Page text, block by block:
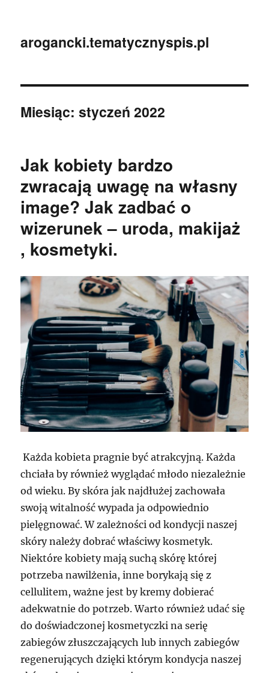
arogancki.tematycznyspis.pl
Miesiąc:styczeń 2022
Jak kobiety bardzo
zwracają uwagę na własny
image? Jak zadbać o
wizerunek – uroda, makijaż
, kosmetyki.
Każda kobieta pragnie być atrakcyjną. Każda
chciała by również wyglądać młodo niezależnie
od wieku. By skóra jak najdłużej zachowała
swoją witalność wypada ja odpowiednio
pielęgnować. W zależności od kondycji naszej
skóry należy dobrać właściwy kosmetyk.
Niektóre kobiety mają suchą skórę której
potrzeba nawilżenia, inne borykają się z
cellulitem, ważne jest by kremy dobierać
adekwatnie do potrzeb. Warto również udać się
do doświadczonej kosmetyczki na serię
zabiegów złuszczających lub innych zabiegów
regenerujących dzięki którym kondycja naszej